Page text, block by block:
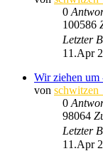
0
100586
Letzter
11.Apr
Wir ziehen um
von
0
98064
Letzter
11.Apr